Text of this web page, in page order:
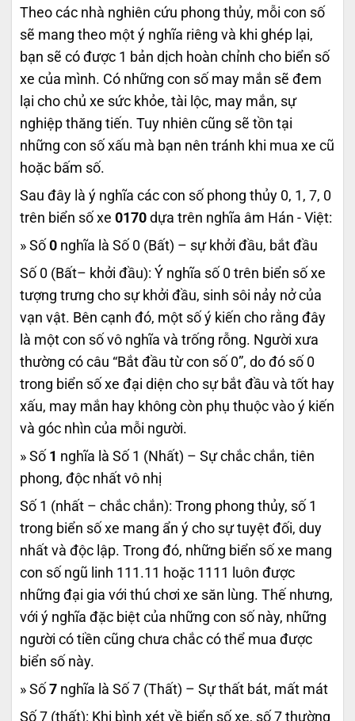
Theo các nhà nghiên cứu phong thủy, mỗi con số
sẽ mang theo một ý nghĩa riêng và khi ghép lại,
bạn sẽ có được 1 bản dịch hoàn chỉnh cho biển số
xe của mình. Có những con số may mắn sẽ đem
lại cho chủ xe sức khỏe, tài lộc, may mắn, sự
nghiệp thăng tiến. Tuy nhiên cũng sẽ tồn tại
những con số xấu mà bạn nên tránh khi mua xe cũ
hoặc bấm số.
Sau đây là ý nghĩa các con số phong thủy 0, 1, 7, 0
trên biển số xe 0170 dựa trên nghĩa âm Hán - Việt:
» Số 0 nghĩa là Số 0 (Bất) – sự khởi đầu, bắt đầu
Số 0 (Bất– khởi đầu): Ý nghĩa số 0 trên biển số xe
tượng trưng cho sự khởi đầu, sinh sôi nảy nở của
vạn vật. Bên cạnh đó, một số ý kiến cho rằng đây
là một con số vô nghĩa và trống rỗng. Người xưa
thường có câu “Bắt đầu từ con số 0”, do đó số 0
trong biển số xe đại diện cho sự bắt đầu và tốt hay
xấu, may mắn hay không còn phụ thuộc vào ý kiến
và góc nhìn của mỗi người.
» Số 1 nghĩa là Số 1 (Nhất) – Sự chắc chắn, tiên
phong, độc nhất vô nhị
Số 1 (nhất – chắc chắn): Trong phong thủy, số 1
trong biển số xe mang ẩn ý cho sự tuyệt đối, duy
nhất và độc lập. Trong đó, những biển số xe mang
con số ngũ linh 111.11 hoặc 1111 luôn được
những đại gia với thú chơi xe săn lùng. Thế nhưng,
với ý nghĩa đặc biệt của những con số này, những
người có tiền cũng chưa chắc có thể mua được
biển số này.
» Số 7 nghĩa là Số 7 (Thất) – Sự thất bát, mất mát
Số 7 (thất): Khi bình xét về biển số xe, số 7 thường